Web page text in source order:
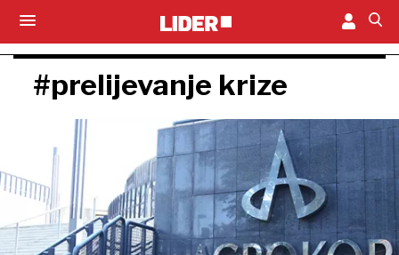
#prelijevanje krize